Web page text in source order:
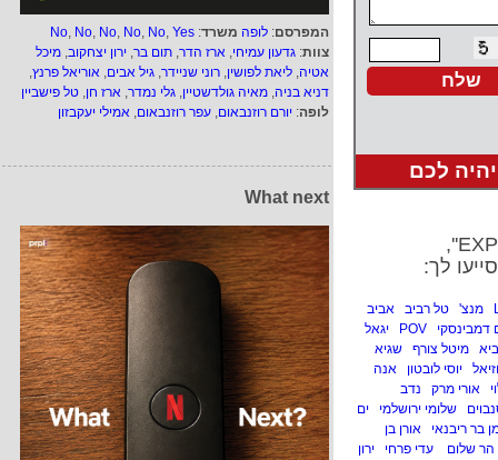
המפרסם: לופה משרד:
No, No, No, No, No, Yes
צוות: גדעון עמיחי, ארז הדר, תום בר, ירון יצחקוב, מיכל
אטיה, ליאת לפושין, רוני שניידר, גיל אבים, אוריאל פרנץ,
דניא בניה, מאיה גולדשטיין, גלי נמדר, ארז חן, טל פישביין
לופה: יורם רוזנבאום, עפר רוזנבאום, אמילי יעקבזון
What next
לכם
לך:
מנצ' טל רביב
אביב
דמבינסקי
POV
יגאל
מיטל צורף
שגיא
יוסי לובטון
אנה
אורי מרק
נדב
שלומי ירושלמי
ים
בר ריבנאי
אורן בן
הר שלום
עדי פרחי
ירון